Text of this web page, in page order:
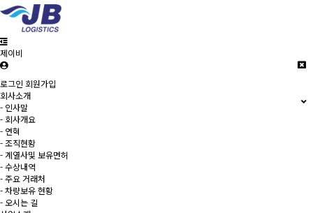
제이비
로그인 회원가입
회사소개
- 인사말
- 회사개요
- 연혁
- 조직현황
- 계열사및 보유면허
- 수상내역
- 주요 거래처
- 차량보유 현황
- 오시는 길